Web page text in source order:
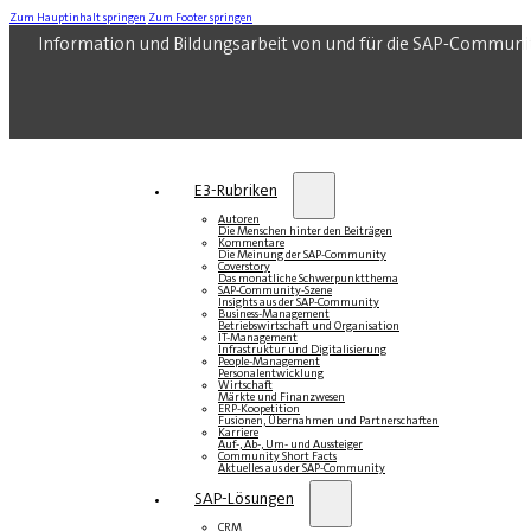
Zum Hauptinhalt springen Zum Footer springen
Information und Bildungsarbeit von und für die SAP-
E3-Rubriken
Autoren
Die Menschen hinter den Beiträgen
Kommentare
Die Meinung der SAP-Community
Coverstory
Das monatliche Schwerpunktthema
SAP-Community-Szene
Insights aus der SAP-Community
Business-Management
Betriebswirtschaft und Organisation
IT-Management
Infrastruktur und Digitalisierung
People-Management
Personalentwicklung
Wirtschaft
Märkte und Finanzwesen
ERP-Koopetition
Fusionen, Übernahmen und Partnerschaften
Karriere
Auf-, Ab-, Um- und Aussteiger
Community Short Facts
Aktuelles aus der SAP-Community
SAP-Lösungen
CRM